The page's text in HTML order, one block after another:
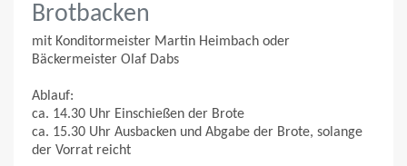
Brotbacken
mit Konditormeister Martin Heimbach oder
Bäckermeister Olaf Dabs
Ablauf:
ca. 14.30 Uhr Einschießen der Brote
ca. 15.30 Uhr Ausbacken und Abgabe der Brote, solange
der Vorrat reicht